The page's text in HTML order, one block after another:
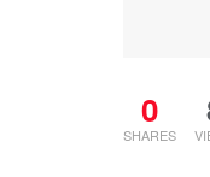
0
SHARES